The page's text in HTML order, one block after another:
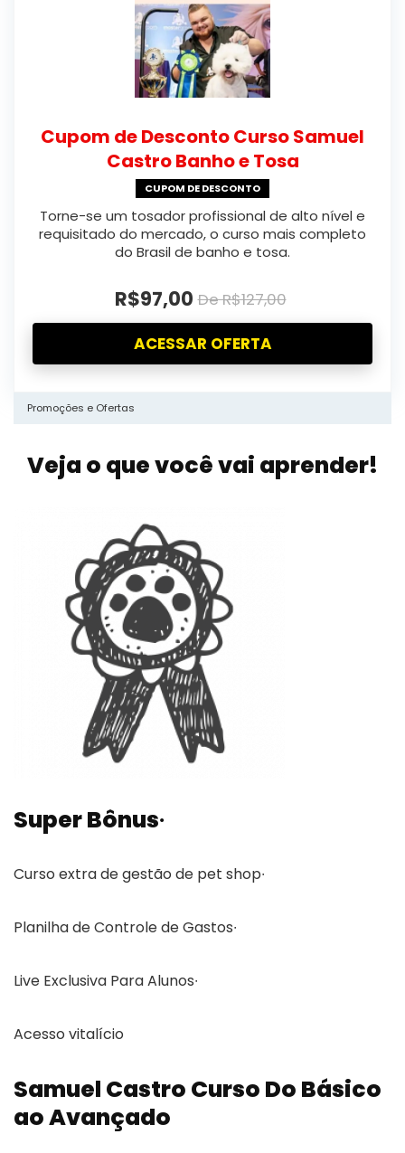
Cupom de Desconto Curso Samuel
Castro Banho e Tosa
CUPOM DE DESCONTO
Torne-se um tosador profissional de alto nível e
requisitado do mercado, o curso mais completo
do Brasil de banho e tosa.
R$97,00 De R$127,00
ACESSAR OFERTA
Promoções e Ofertas
Veja o que você vai aprender!
Super Bônus∙
Curso extra de gestão de pet shop∙
Planilha de Controle de Gastos∙
Live Exclusiva Para Alunos∙
Acesso vitalício
Samuel Castro Curso Do Básico
ao Avançado